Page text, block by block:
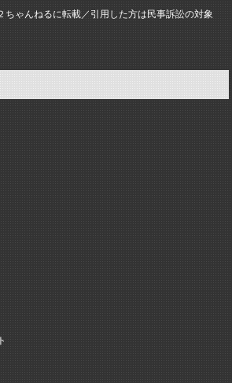
ちゃんねるに転載／引用した方は民事訴訟の対象